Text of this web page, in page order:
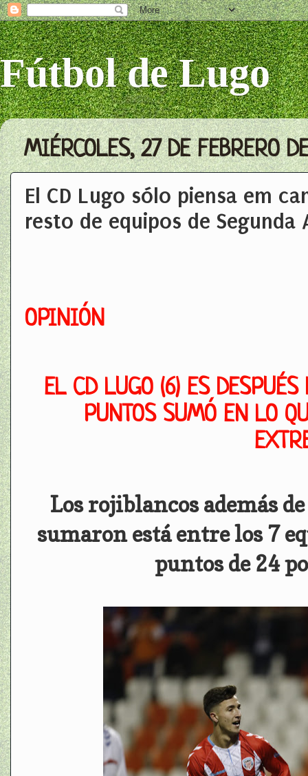
Fútbol de Lugo
MIÉRCOLES, 27 DE FEBRERO
El CD Lugo sólo piensa em
resto de equipos de Segunda
OPINIÓN
EL CD LUGO (6) ES
PUNTOS SUMÓ EN LO
Los rojiblancos además
sumaron está entre los 7
puntos de 24